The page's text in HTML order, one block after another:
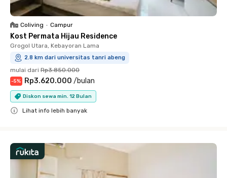
Coliving • Campur
Kost Permata Hijau Residence
Grogol Utara, Kebayoran Lama
2.8 km dari universitas tanri abeng
mulai dari Rp3.850.000
-5% Rp3.620.000 /bulan
Diskon sewa min. 12 Bulan
Lihat info lebih banyak